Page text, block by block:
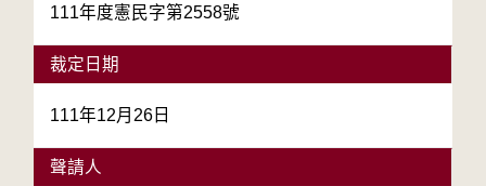
111年度憲民字第2558號
裁定日期
111年12月26日
聲請人